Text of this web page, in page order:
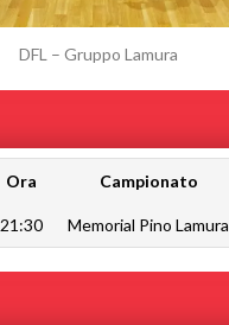
DFL – Gruppo Lamura
Ora Campionato
21:30 Memorial Pino Lamura